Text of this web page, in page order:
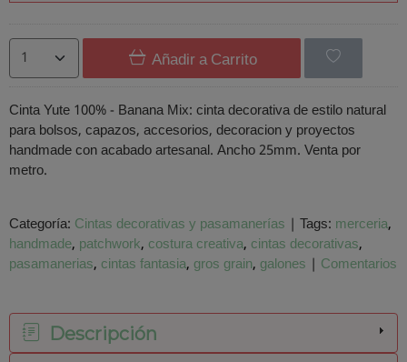
Añadir a Carrito
Cinta Yute 100% - Banana Mix: cinta decorativa de estilo natural
para bolsos, capazos, accesorios, decoracion y proyectos
handmade con acabado artesanal. Ancho 25mm. Venta por
metro.
Categoría: Cintas decorativas y pasamanerías | Tags: merceria
handmade patchwork costura creativa cintas decorativas
pasamanerias cintas fantasia gros grain galones | Comentarios
Descripción